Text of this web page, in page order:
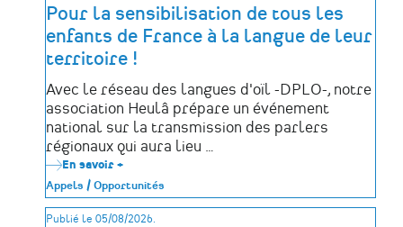
Pour la sensibilisation de tous les
enfants de France à la langue de leur
territoire !
Avec le réseau des langues d'oïl -DPLO-, notre
association Heulâ prépare un événement
national sur la transmission des parlers
régionaux qui aura lieu …
En savoir +
la
sensibilisation
de
Appels / Opportunités
Publié le 05/08/2026.